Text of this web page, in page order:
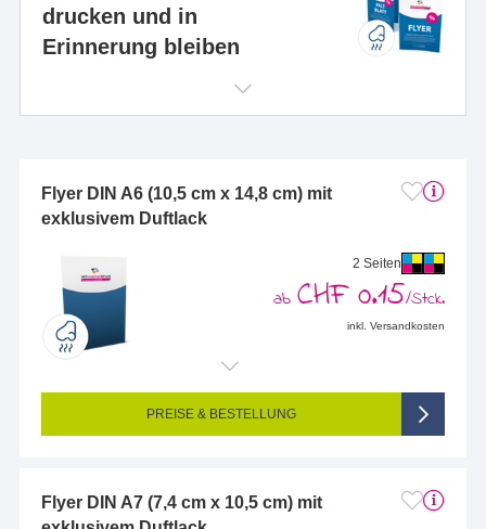
drucken und in
Erinnerung bleiben
Flyer DIN A6 (10,5 cm x 14,8 cm) mit
exklusivem Duftlack
2 Seiten
ab CHF 0.15/Stck.
inkl. Versandkosten
Endformat (bedruckte Fläche): 105 x 148 mm (DIN A6)
Seitigkeit: 2-seitig (Vorderseite und Rückseite bedruckt)
4/4-farbig CMYK (vollfarbig bedruckt)
PREISE & BESTELLUNG
Flyer DIN A7 (7,4 cm x 10,5 cm) mit